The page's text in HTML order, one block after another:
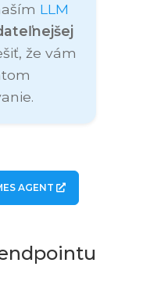
LLM
že vám
AGENT